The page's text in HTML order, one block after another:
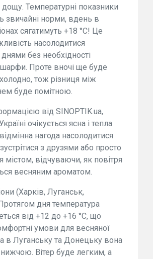
дощу. Температурні показники
звичайні норми, вдень в
сягатимуть +18 °C! Це
насолодитися
без необхідності
Проте вночі ще буде
тож різниця між
буде помітною.
від SINOPTIK.ua,
очікується ясна і тепла
нагода насолодитися
з друзями або просто
містом, відчуваючи, як повітря
весняним ароматом.
(Харків, Луганськ,
дня температура
від +12 до +16 °C, що
умови для весняної
в Луганську та Донецьку вона
Вітер буде легким, а